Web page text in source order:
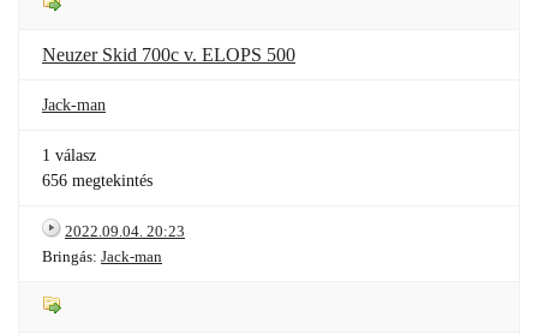
Neuzer Skid 700c v. ELOPS 500
Jack-man
1 válasz
656 megtekintés
2022.09.04. 20:23
Bringás: Jack-man